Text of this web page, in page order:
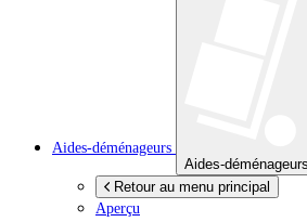
Aides-déménageurs
Aides-déménageurs
Retour au menu principal
Aperçu